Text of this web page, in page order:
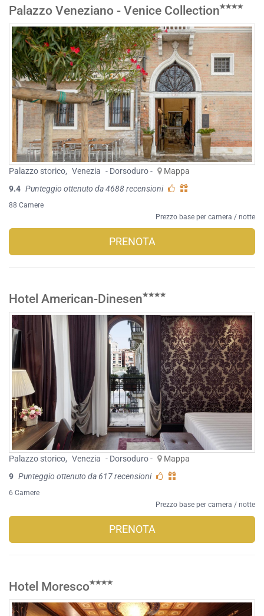
Palazzo Veneziano - Venice Collection
Palazzo storico, Venezia - Dorsoduro -
Mappa
9.4 Punteggio ottenuto da 4688 recensioni
88 Camere
Prezzo base per camera / notte
PRENOTA
Hotel American-Dinesen
Palazzo storico, Venezia - Dorsoduro -
Mappa
9 Punteggio ottenuto da 617 recensioni
6 Camere
Prezzo base per camera / notte
PRENOTA
Hotel Moresco